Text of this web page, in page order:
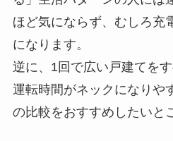
ほど気にならず、むしろ充
になります。
逆に、1回で広い戸建てを
運転時間がネックになりや
の比較をおすすめしたいと